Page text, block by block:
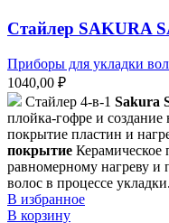
Стайлер SAKURA
Приборы для укладки
1040,00 ₽
Стайлер 4-в-1 Sakura
плойка-гофре и
покрытие пластин и
покрытие Керамическое
равномерному нагреву и
волос в процессе укладки.
В избранное
В корзину